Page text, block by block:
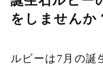
をしませんか
ルビーは7月の誕